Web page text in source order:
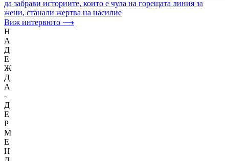
да забрави историите, които е чула на горещата линия за
жени, станали жертва на насилие
Виж интервюто ⟶
Н
А
Д
Е
Ж
Д
А
-
Д
Е
Р
М
Е
Н